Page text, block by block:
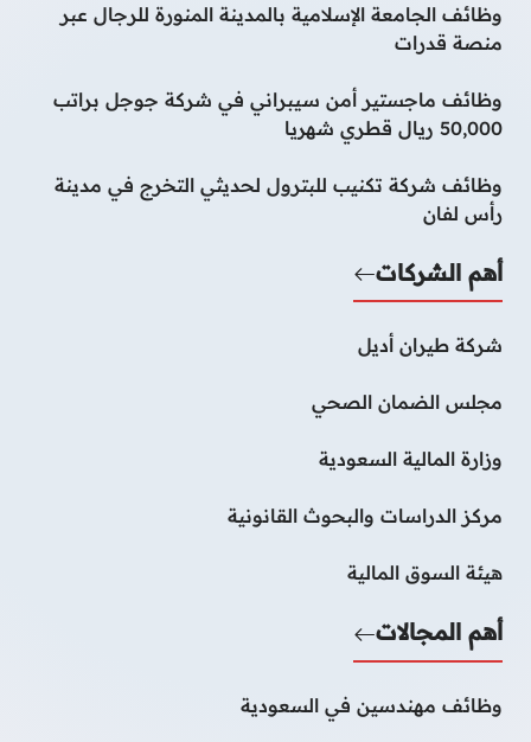
وظائف الجامعة الإسلامية بالمدينة المنورة للرجال عبر
منصة قدرات
وظائف ماجستير أمن سيبراني في شركة جوجل براتب
50,000 ريال قطري شهريا
وظائف شركة تكنيب للبترول لحديثي التخرج في مدينة
رأس لفان
أهم الشركات
شركة طيران أديل
مجلس الضمان الصحي
وزارة المالية السعودية
مركز الدراسات والبحوث القانونية
هيئة السوق المالية
أهم المجالات
وظائف مهندسين في السعودية